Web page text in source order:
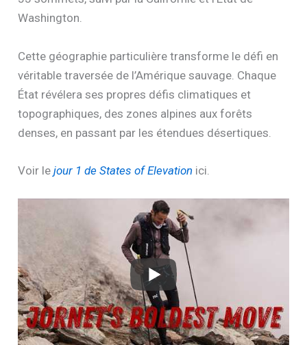
Washington.
Cette géographie particulière transforme le défi en
véritable traversée de l’Amérique sauvage. Chaque
État révélera ses propres défis climatiques et
topographiques, des zones alpines aux forêts
denses, en passant par les étendues désertiques.
Voir le jour 1 de States of Elevation ici.